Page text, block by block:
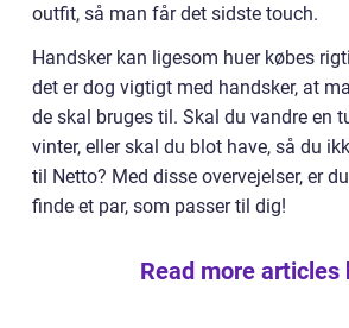
outfit, så man får det sidste touch.
Handsker kan ligesom huer købes
det er dog vigtigt med handsker, at
de skal bruges til. Skal du vandre en
vinter, eller skal du blot have, så du
til Netto? Med disse overvejelser, er
finde et par, som passer til dig!
Read more articles